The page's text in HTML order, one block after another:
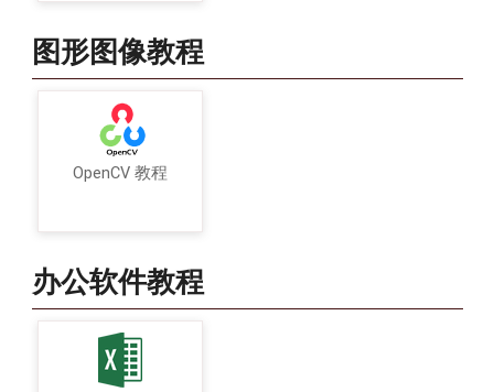
图形图像教程
OpenCV 教程
办公软件教程